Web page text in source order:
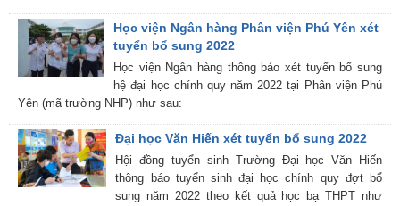
Học viện Ngân hàng Phân viện Phú Yên xét
tuyển bổ sung 2022
Học viện Ngân hàng thông báo xét tuyển bổ sung
hệ đại học chính quy năm 2022 tại Phân viện Phú
Yên (mã trường NHP) như sau:
Đại học Văn Hiến xét tuyển bổ sung 2022
Hội đồng tuyển sinh Trường Đại học Văn Hiến
thông báo tuyển sinh đại học chính quy đợt bổ
sung năm 2022 theo kết quả học bạ THPT như